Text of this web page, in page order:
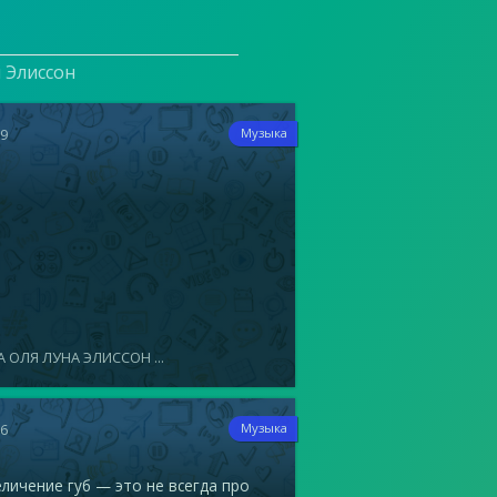
Музыка
ОЛЯ ЛУНА ЭЛИССОН ...
Музыка
губ — это не всегда про